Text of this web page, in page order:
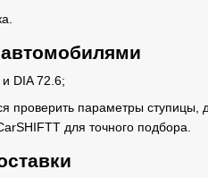
DIA 72.6;
проверить параметры ступицы,
для точного подбора.